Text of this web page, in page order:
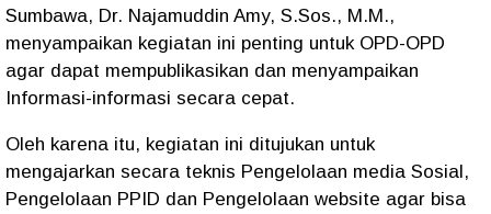
Sumbawa, Dr. Najamuddin Amy, S.Sos., M.M.,
menyampaikan kegiatan ini penting untuk OPD-OPD
agar dapat mempublikasikan dan menyampaikan
Informasi-informasi secara cepat.
Oleh karena itu, kegiatan ini ditujukan untuk
mengajarkan secara teknis Pengelolaan media Sosial,
Pengelolaan PPID dan Pengelolaan website agar bisa